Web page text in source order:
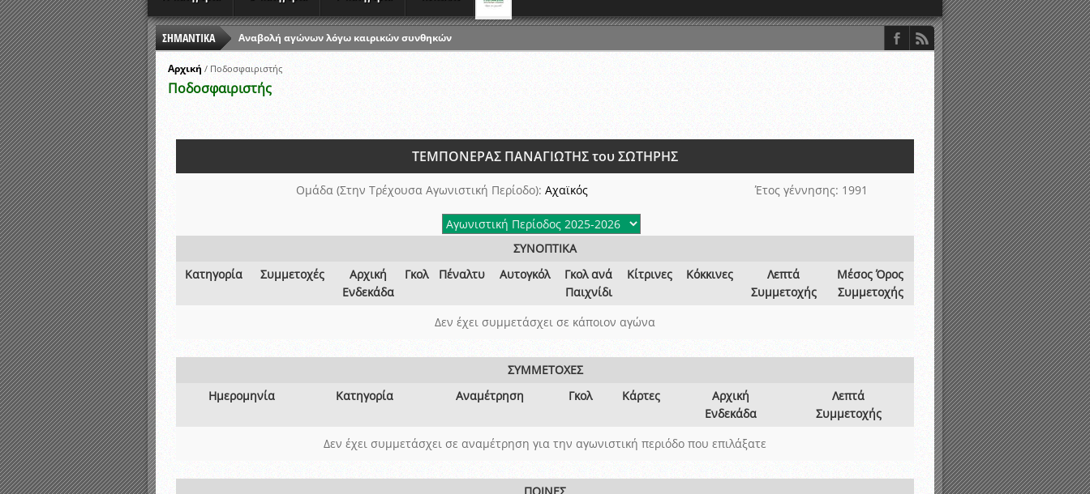
ΣΗΜΑΝΤΙΚΑ
Αναβολή αγώνων λόγω καιρικών συνθηκών
Ώρες έναρξης αγώνων Πρωταθλημάτων
Αποτελέσματα επαναληπτικών γραπτών εξετάσεων και αγωνιστικών δοκιμασιών διαιτητών και παρατηρητών ΕΠΣΑ
Κληρώσεις Πρωταθλημάτων και Κυπέλλου 2015-2016
Αρχική / Ποδοσφαιριστής
Ποδοσφαιριστής
ΤΕΜΠΟΝΕΡΑΣ ΠΑΝΑΓΙΩΤΗΣ του ΣΩΤΗΡΗΣ
Ομάδα (Στην Τρέχουσα Αγωνιστική Περίοδο): Αχαϊκός Έτος γέννησης: 1991
ΣΥΝΟΠΤΙΚΑ
Κατηγορία
Συμμετοχές
Αρχική
Ενδεκάδα
Γκολ Πέναλτυ Αυτογκόλ
Γκολ ανά
Παιχνίδι
Κίτρινες Κόκκινες
Λεπτά
Συμμετοχής
Μέσος Όρος
Συμμετοχής
Δεν έχει συμμετάσχει σε κάποιον αγώνα
ΣΥΜΜΕΤΟΧΕΣ
Ημερομηνία
Κατηγορία Αναμέτρηση Γκολ Κάρτες
Αρχική
Ενδεκάδα
Λεπτά
Συμμετοχής
Δεν έχει συμμετάσχει σε αναμέτρηση για την αγωνιστική περιόδο που επιλάξατε